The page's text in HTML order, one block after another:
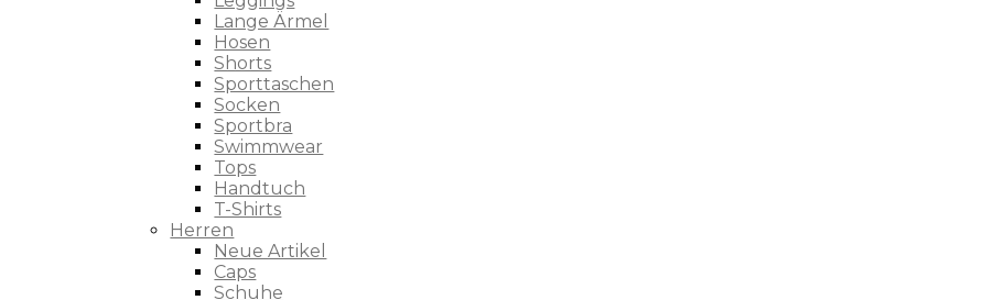
Lange Ärmel
Hosen
Shorts
Sporttaschen
Socken
Sportbra
Swimmwear
Tops
Handtuch
T-Shirts
Herren
Neue Artikel
Caps
Schuhe